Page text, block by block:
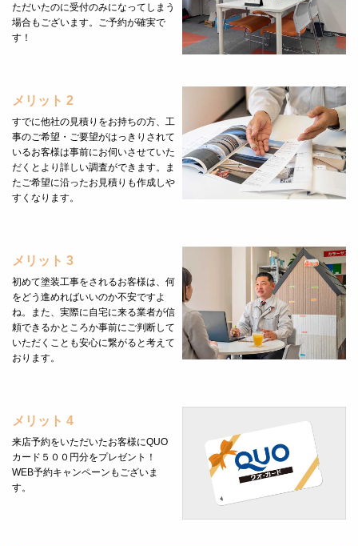
ただいたのに受付のみになってしまう
場合もございます。ご予約が確実で
す！
メリット 2
すでに他社の見積りをお持ちの方、工
事のご希望・ご要望がはっきりされて
いるお客様は事前にお伺いさせていた
だくとより詳しい調査ができます。ま
たご希望に沿ったお見積りも作成しや
すくなります。
メリット 3
初めて塗装工事をされるお客様は、何
をどう進めればいいのか不安ですよ
ね。また、実際に自宅に来る業者が信
頼できるかところか事前にご判断して
いただくことも安心に繋がると考えて
おります。
メリット 4
来店予約をいただいたお客様にQUO
カード５００円分をプレゼント！
WEB予約キャンペーンもございま
す。